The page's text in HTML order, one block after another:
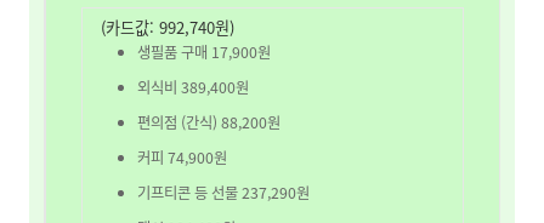
(카드값: 992,740원)
생필품 구매 17,900원
외식비 389,400원
편의점 (간식) 88,200원
커피 74,900원
기프티콘 등 선물 237,290원